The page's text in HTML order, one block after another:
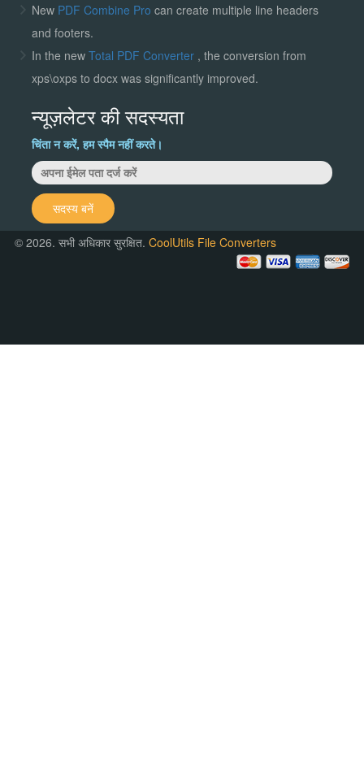
New PDF Combine Pro can create multiple line headers
and footers.
In the new Total PDF Converter , the conversion from
xps\oxps to docx was significantly improved.
न्यूज़लेटर की सदस्यता
चिंता न करें, हम स्पैम नहीं करते।
सदस्य बनें
© 2026. सभी अधिकार सुरक्षित.CoolUtils File Converters